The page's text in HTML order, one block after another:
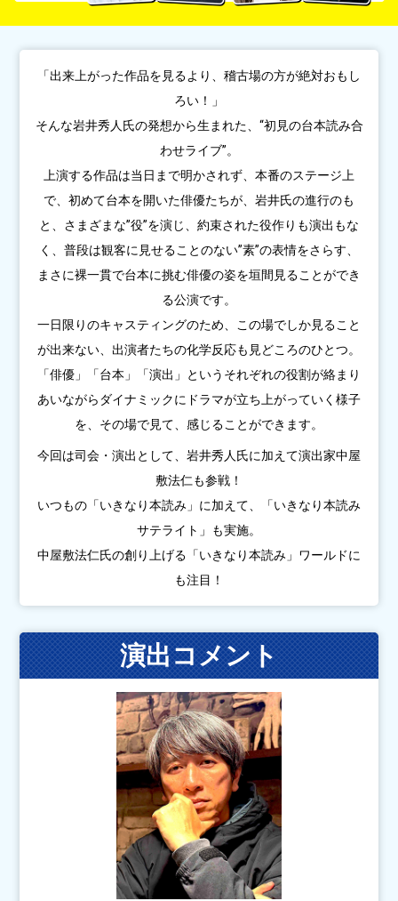
「出来上がった作品を見るより、稽古場の方が絶対おもし
ろい！」
そんな岩井秀人氏の発想から生まれた、“初見の台本読み合
わせライブ”。
上演する作品は当日まで明かされず、 本番のステージ上
で、初めて台本を開いた俳優たちが、 岩井氏の進行のも
と、さまざまな”役”を演じ、約束された役作りも演出もな
く、 普段は観客に見せることのない”素”の表情をさらす、
まさに裸一貫で台本に挑む俳優の姿を垣間見ることができ
る公演です。
一日限りのキャスティングのため、この場でしか見ること
が出来ない、 出演者たちの化学反応も見どころのひとつ。
「俳優」「台本」「演出」というそれぞれの役割が絡まり
あいながら ダイナミックにドラマが立ち上がっていく様子
を、 その場で見て、感じることができます。
今回は司会・演出として、岩井秀人氏に加えて演出家中屋
敷法仁も参戦！
いつもの「いきなり本読み」に加えて、「いきなり本読み
サテライト」も実施。
中屋敷法仁氏の創り上げる「いきなり本読み」ワールドに
も注目！
演出コメント